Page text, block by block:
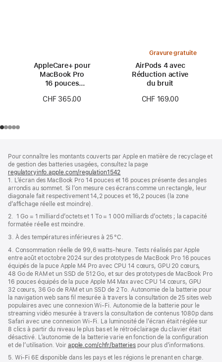
AppleCare+ pour
MacBook Pro
16 pouces
CHF 365.00
Gravure gratuite
AirPods 4 avec
Réduction active
du bruit
CHF 169.00
de
page
de
bas
de
page
Pour connaître les montants couverts par Apple en matière de recyclage et
de gestion des batteries usagées, consultez la page
regulatoryinfo.apple.com/regulation1542
dans
une
nouvelle
1. L’écran des MacBook Pro 14 pouces et 16 pouces présente des angles
arrondis au sommet. Si l’on mesure ces écrans comme un rectangle, leur
diagonale fait respectivement 14,2 pouces et 16,2 pouces (la zone
d’affichage réelle est moindre).
2. 1 Go = 1 milliard d’octets et 1 To = 1 000 milliards d’octets ; la capacité
formatée réelle est moindre.
3. À des températures inférieures à 25 °C.
4. Consommation réelle de 99,6 watts‑heure. Tests réalisés par Apple
entre août et octobre 2024 sur des prototypes de MacBook Pro 16 pouces
équipés de la puce Apple M4 Pro avec CPU 14 cœurs, GPU 20 cœurs,
48 Go de RAM et un SSD de 512 Go, et sur des prototypes de MacBook Pro
16 pouces équipés de la puce Apple M4 Max avec CPU 14 cœurs, GPU
32 cœurs, 36 Go de RAM et un SSD de 2 To. Autonomie de la batterie pour
la navigation web sans fil mesurée à travers la consultation de 25 sites web
populaires avec une connexion Wi-Fi. Autonomie de la batterie pour le
streaming vidéo mesurée à travers la consultation de contenus 1080p dans
Safari avec une connexion Wi-Fi. La luminosité de l’écran était réglée sur
8 clics à partir du niveau le plus bas et le rétroéclairage du clavier était
désactivé. L’autonomie de la batterie varie en fonction de la configuration
et de l’utilisation. Voir apple.com/chfr/batteries pour plus d’informations.
5. Wi-Fi 6E disponible dans les pays et les régions le prenant en charge.